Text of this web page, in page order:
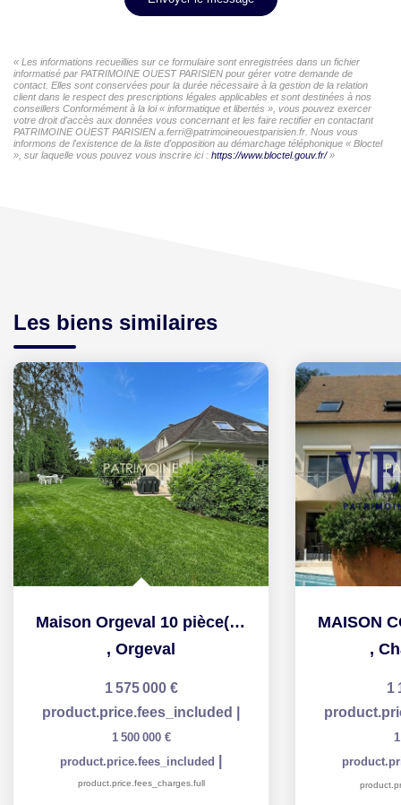
« Les informations recueillies sur ce formulaire sont enregistrées dans un fichier
informatisé par PATRIMOINE OUEST PARISIEN pour gérer votre demande de
contact. Elles sont conservées pour la durée nécessaire à la gestion de la relation
client dans le respect des prescriptions légales applicables et sont destinées à nos
conseillers Conformément à la loi « informatique et libertés », vous pouvez exercer
votre droit d'accès aux données vous concernant et les faire rectifier en contactant
PATRIMOINE OUEST PARISIEN a.ferri@patrimoineouestparisien.fr. Nous vous
informons de l'existence de la liste d'opposition au démarchage téléphonique « Bloctel
», sur laquelle vous pouvez vous inscrire ici : https://www.bloctel.gouv.fr/»
Les biens similaires
Maison Orgeval 10 pièce(s) 350 m2
, Orgeval
1 575 000 €
product.price.fees_included
1 500 000 €
product.price.fees_included
product.price.fees_charges.full
,
1